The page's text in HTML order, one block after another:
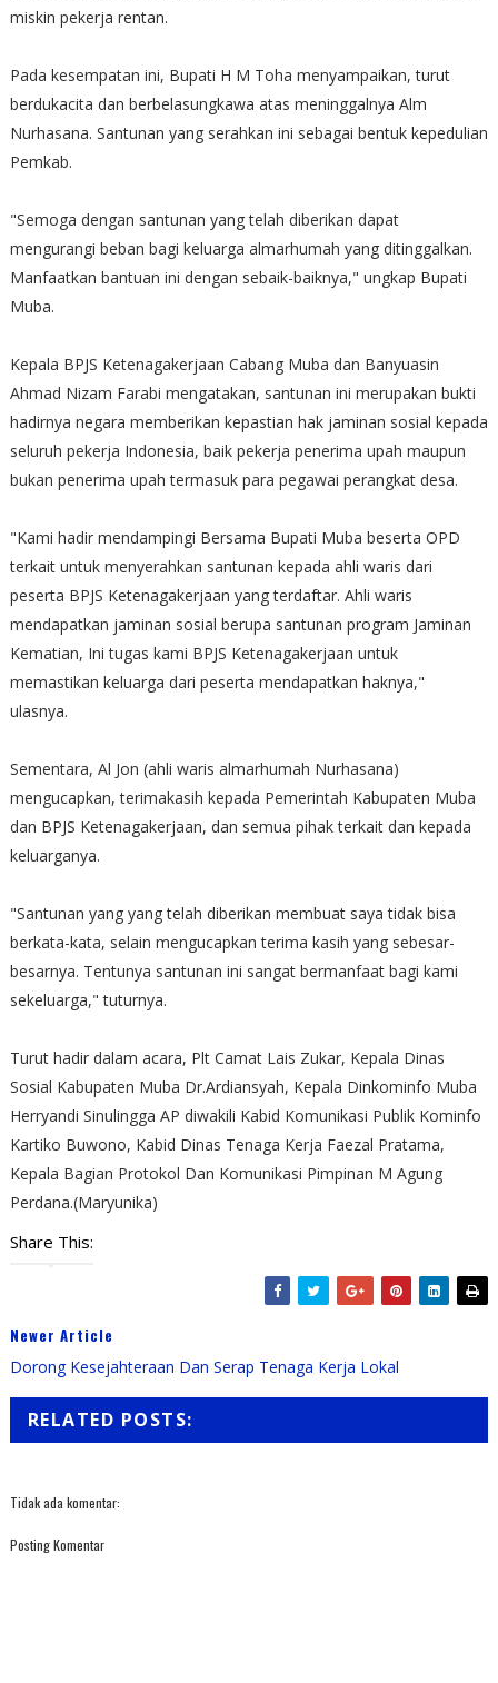
miskin pekerja rentan.
Pada kesempatan ini, Bupati H M Toha menyampaikan, turut
berdukacita dan berbelasungkawa atas meninggalnya Alm
Nurhasana. Santunan yang serahkan ini sebagai bentuk kepedulian
Pemkab.
"Semoga dengan santunan yang telah diberikan dapat
mengurangi beban bagi keluarga almarhumah yang ditinggalkan.
Manfaatkan bantuan ini dengan sebaik-baiknya," ungkap Bupati
Muba.
Kepala BPJS Ketenagakerjaan Cabang Muba dan Banyuasin
Ahmad Nizam Farabi mengatakan, santunan ini merupakan bukti
hadirnya negara memberikan kepastian hak jaminan sosial kepada
seluruh pekerja Indonesia, baik pekerja penerima upah maupun
bukan penerima upah termasuk para pegawai perangkat desa.
"Kami hadir mendampingi Bersama Bupati Muba beserta OPD
terkait untuk menyerahkan santunan kepada ahli waris dari
peserta BPJS Ketenagakerjaan yang terdaftar. Ahli waris
mendapatkan jaminan sosial berupa santunan program Jaminan
Kematian, Ini tugas kami BPJS Ketenagakerjaan untuk
memastikan keluarga dari peserta mendapatkan haknya,"
ulasnya.
Sementara, Al Jon (ahli waris almarhumah Nurhasana)
mengucapkan, terimakasih kepada Pemerintah Kabupaten Muba
dan BPJS Ketenagakerjaan, dan semua pihak terkait dan kepada
keluarganya.
"Santunan yang yang telah diberikan membuat saya tidak bisa
berkata-kata, selain mengucapkan terima kasih yang sebesar-
besarnya. Tentunya santunan ini sangat bermanfaat bagi kami
sekeluarga," tuturnya.
Turut hadir dalam acara, Plt Camat Lais Zukar, Kepala Dinas
Sosial Kabupaten Muba Dr.Ardiansyah, Kepala Dinkominfo Muba
Herryandi Sinulingga AP diwakili Kabid Komunikasi Publik Kominfo
Kartiko Buwono, Kabid Dinas Tenaga Kerja Faezal Pratama,
Kepala Bagian Protokol Dan Komunikasi Pimpinan M Agung
Perdana.(Maryunika)
Share This:
Newer Article
Dorong Kesejahteraan Dan Serap Tenaga Kerja Lokal
RELATED POSTS:
Tidak ada komentar:
Posting Komentar